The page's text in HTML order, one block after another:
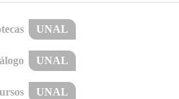
UNAL
UNAL
UNAL